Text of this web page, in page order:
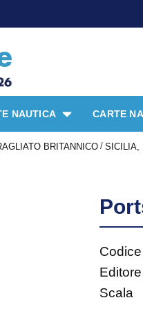
NAUTICA CARTE
BRITANNICO/ SICILIA,
Codice
Editore
Scala